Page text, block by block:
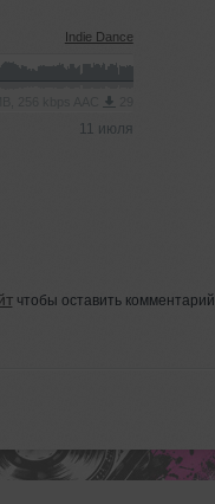
Indie Dance
11 июля
чтобы оставить комментарий